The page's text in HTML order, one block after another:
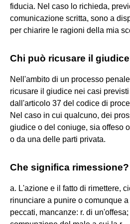
fiducia. Nel caso lo richieda,
comunicazione scritta, sono a
per chiarire le ragioni della mia
Chi può ricusare il
Nell'ambito di un processo
ricusare il giudice nei casi
dall'articolo 37 del codice di
Nel caso in cui qualcuno, dei
giudice o del coniuge, sia offeso
o da una delle parti privata.
Che significa rimessione?
a. L'azione e il fatto di rimettere,
rinunciare a punire o comunque
peccati, mancanze: r. di